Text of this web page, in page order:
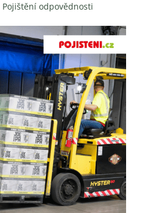
Pojištění odpovědnosti